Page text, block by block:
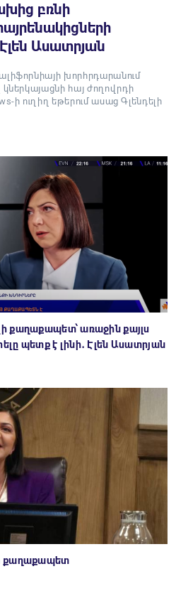
բռնի
Ասատրյան
խորհրդարանում
կներկայացնի հայ ժողովրդի
ի ուղիղ եթերում ասաց Գլենդելի
քաղաքապետ՝ առաջին քայլս
պետք է լինի․ Էլեն Ասատրյան
քաղաքապետ